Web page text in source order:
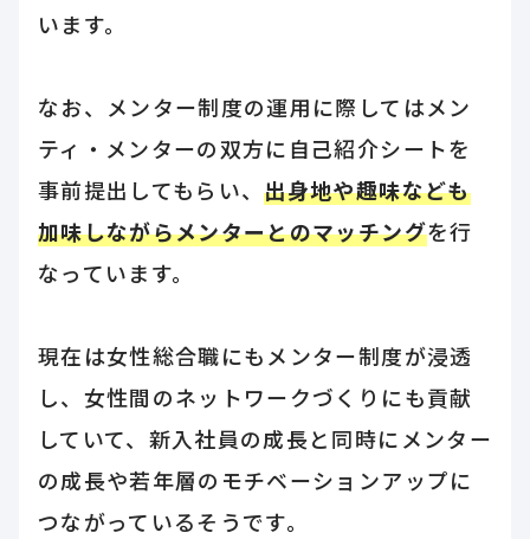
います。
なお、メンター制度の運用に際してはメン
ティ・メンターの双方に自己紹介シートを
事前提出してもらい、出身地や趣味なども
加味しながらメンターとのマッチングを行
なっています。
現在は女性総合職にもメンター制度が浸透
し、女性間のネットワークづくりにも貢献
していて、新入社員の成長と同時にメンター
の成長や若年層のモチベーションアップに
つながっているそうです。